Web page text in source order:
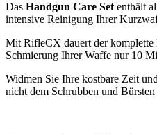
Das Handgun Care Set enthält
intensive Reinigung Ihrer
Mit RifleCX dauert der komplette
Schmierung Ihrer Waffe nur 10
Widmen Sie Ihre kostbare Zeit
nicht dem Schrubben und